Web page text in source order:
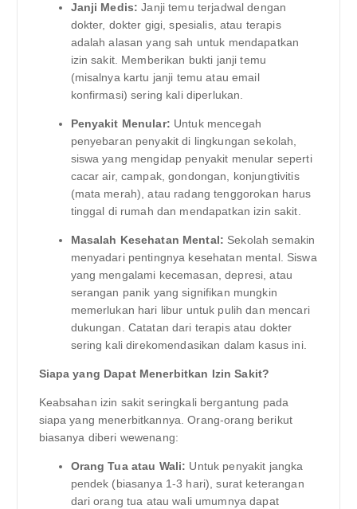
Janji Medis: Janji temu terjadwal dengan
dokter, dokter gigi, spesialis, atau terapis
adalah alasan yang sah untuk mendapatkan
izin sakit. Memberikan bukti janji temu
(misalnya kartu janji temu atau email
konfirmasi) sering kali diperlukan.
Penyakit Menular: Untuk mencegah
penyebaran penyakit di lingkungan sekolah,
siswa yang mengidap penyakit menular seperti
cacar air, campak, gondongan, konjungtivitis
(mata merah), atau radang tenggorokan harus
tinggal di rumah dan mendapatkan izin sakit.
Masalah Kesehatan Mental: Sekolah semakin
menyadari pentingnya kesehatan mental. Siswa
yang mengalami kecemasan, depresi, atau
serangan panik yang signifikan mungkin
memerlukan hari libur untuk pulih dan mencari
dukungan. Catatan dari terapis atau dokter
sering kali direkomendasikan dalam kasus ini.
Siapa yang Dapat Menerbitkan Izin Sakit?
Keabsahan izin sakit seringkali bergantung pada
siapa yang menerbitkannya. Orang-orang berikut
biasanya diberi wewenang:
Orang Tua atau Wali: Untuk penyakit jangka
pendek (biasanya 1-3 hari), surat keterangan
dari orang tua atau wali umumnya dapat